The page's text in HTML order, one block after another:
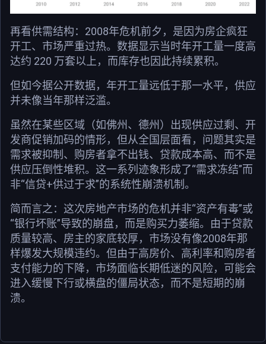
再看供需结构：2008年危机前夕，是因为房企疯狂
开工、市场严重过热。数据显示当时年开工量一度高
达约 220 万套以上，而库存也因此持续累积。
但如今据公开数据，年开工量远低于那一水平，供应
并未像当年那样泛滥。
虽然在某些区域（如佛州、德州）出现供应过剩、开
发商促销加码的情形，但从全国层面看，问题其实是
需求被抑制、购房者拿不出钱、贷款成本高、而不是
供应压倒性堆积。这一系列迹象形成了“需求冻结”而
非“信贷+供过于求”的系统性崩溃机制。
简而言之：这次房地产市场的危机并非“资产有毒”或
“银行坏账”导致的崩盘，而是购买力萎缩。由于贷款
质量较高、房主的家底较厚，市场没有像2008年那
样爆发大规模违约。但由于高房价、高利率和购房者
支付能力的下降，市场面临长期低迷的风险，可能会
进入缓慢下行或横盘的僵局状态，而不是短期的崩
溃。